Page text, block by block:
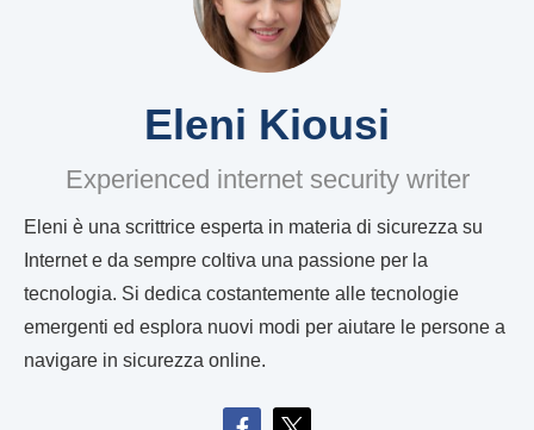
Eleni Kiousi
Experienced internet security writer
Eleni è una scrittrice esperta in materia di sicurezza su
Internet e da sempre coltiva una passione per la
tecnologia. Si dedica costantemente alle tecnologie
emergenti ed esplora nuovi modi per aiutare le persone a
navigare in sicurezza online.